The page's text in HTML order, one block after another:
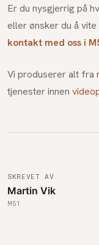
Er du nysgjerrig på
eller ønsker du å
kontakt med oss i
Vi produserer alt fra
tjenester innen
SKREVET AV
Martin Vik
M51